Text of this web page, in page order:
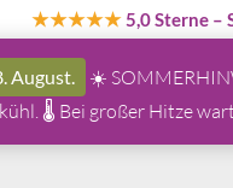
★★★★★5,0 Sterne –
August.
☀️
🌡️ Bei großer Hitze